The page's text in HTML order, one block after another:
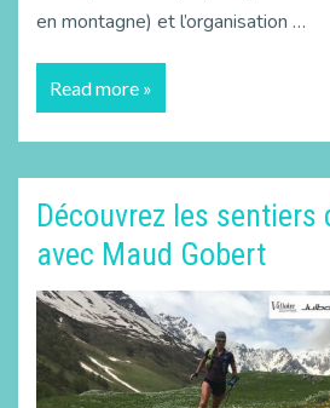
en montagne) et l’organisation …
Read more »
Découvrez les sentiers
avec Maud Gobert